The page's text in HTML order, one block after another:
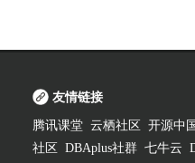
友情链接
腾讯课堂 云栖社区 开源中国
社区
DBAplus社群 七牛云